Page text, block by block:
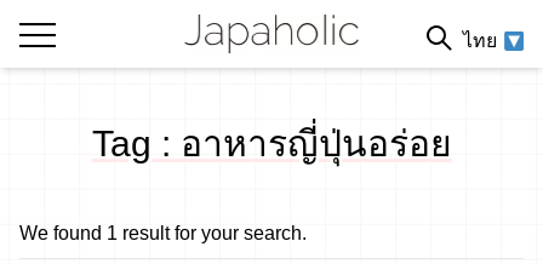
ไทย
Tag : อาหารญี่ปุ่นอร่อย
We found 1 result for your search.